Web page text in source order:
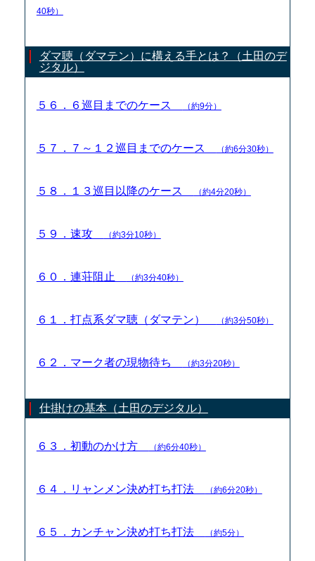
40秒）
ダマ聴（ダマテン）に構える手とは？（土田のデ
ジタル）
５６．６巡目までのケース （約9分）
５７．７～１２巡目までのケース （約6分30秒）
５８．１３巡目以降のケース （約4分20秒）
５９．速攻 （約3分10秒）
６０．連荘阻止 （約3分40秒）
６１．打点系ダマ聴（ダマテン） （約3分50秒）
６２．マーク者の現物待ち （約3分20秒）
仕掛けの基本（土田のデジタル）
６３．初動のかけ方 （約6分40秒）
６４．リャンメン決め打ち打法 （約6分20秒）
６５．カンチャン決め打ち打法 （約5分）